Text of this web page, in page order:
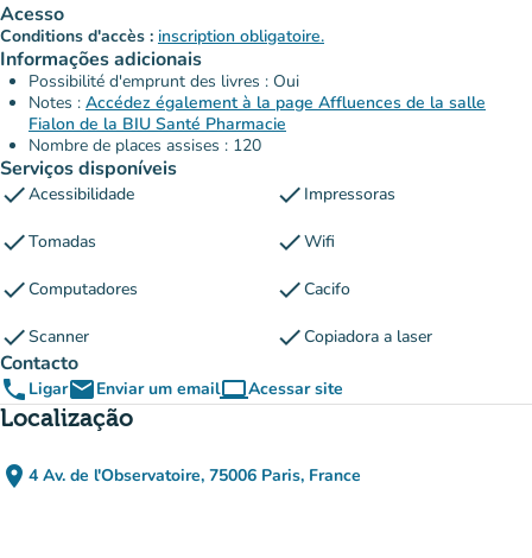
Acesso
Conditions d'accès : inscription obligatoire.
Informações adicionais
Possibilité d'emprunt des livres : Oui
Notes : Accédez également à la page Affluences de la salle
Fialon de la BIU Santé Pharmacie
Nombre de places assises : 120
Serviços disponíveis
checkAcessibilidade check Impressoras
checkTomadas checkWifi
checkComputadores checkCacifo
checkScanner checkCopiadora a laser
Contacto
phone LigaremailEnviar um emailcomputerAcessar site
(novo separador)
Localização
place 4 Av. de l'Observatoire, 75006 Paris, France
(abrir no Google Maps)
(novo separador)